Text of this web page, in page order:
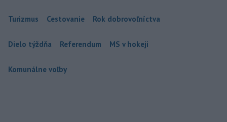
Turizmus Cestovanie Rok dobrovoľníctva
Dielo týždňa Referendum MS v hokeji
Komunálne voľby